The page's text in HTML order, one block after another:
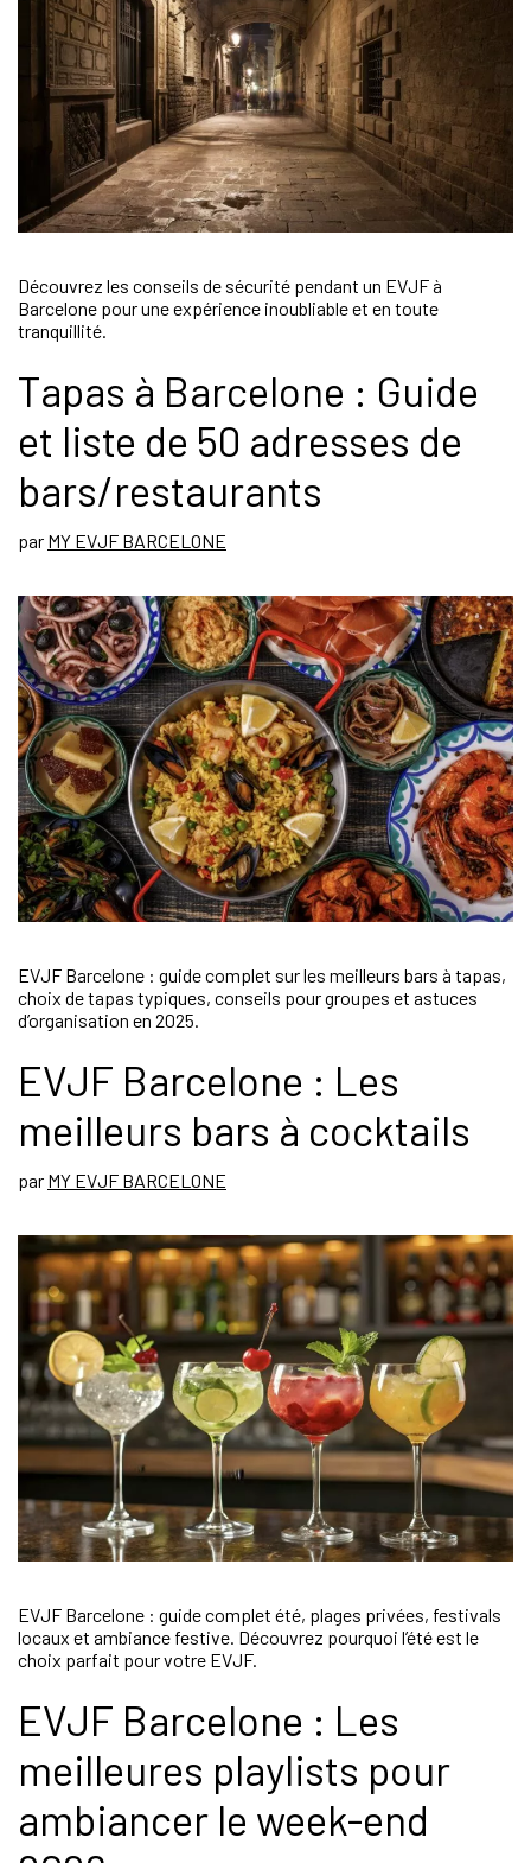
Découvrez les conseils de sécurité pendant un EVJF à
Barcelone pour une expérience inoubliable et en toute
tranquillité.
Tapas à Barcelone : Guide
et liste de 50 adresses de
bars/restaurants
par MY EVJF BARCELONE
EVJF Barcelone : guide complet sur les meilleurs bars à tapas,
choix de tapas typiques, conseils pour groupes et astuces
d’organisation en 2025.
EVJF Barcelone : Les
meilleurs bars à cocktails
par MY EVJF BARCELONE
EVJF Barcelone : guide complet été, plages privées, festivals
locaux et ambiance festive. Découvrez pourquoi l’été est le
choix parfait pour votre EVJF.
EVJF Barcelone : Les
meilleures playlists pour
ambiancer le week-end